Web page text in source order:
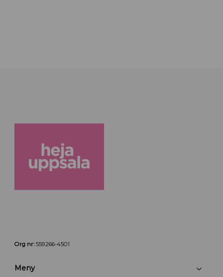
Org nr:559266-4501
Meny